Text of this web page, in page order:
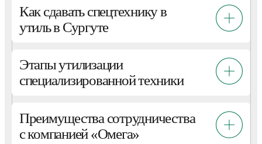
Как сдавать спецтехнику в
утиль в Сургуте
Этапы утилизации
специализированной техники
Преимущества сотрудничества
с компанией «Омега»